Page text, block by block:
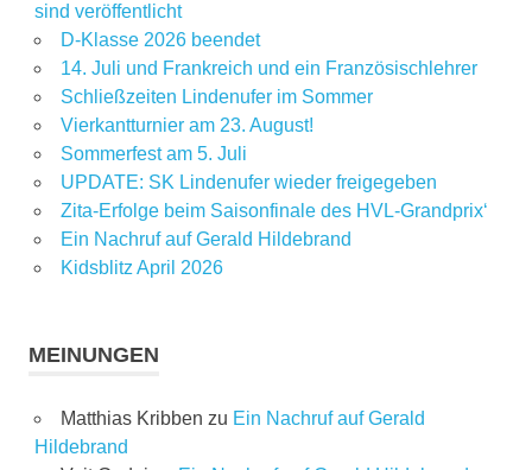
sind veröffentlicht
D-Klasse 2026 beendet
14. Juli und Frankreich und ein Französischlehrer
Schließzeiten Lindenufer im Sommer
Vierkantturnier am 23. August!
Sommerfest am 5. Juli
UPDATE: SK Lindenufer wieder freigegeben
Zita-Erfolge beim Saisonfinale des HVL-Grandprix‘
Ein Nachruf auf Gerald Hildebrand
Kidsblitz April 2026
MEINUNGEN
Matthias Kribben zu Ein Nachruf auf Gerald
Hildebrand